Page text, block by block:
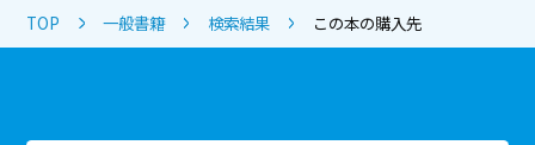
TOP 一般書籍 検索結果 この本の購入先